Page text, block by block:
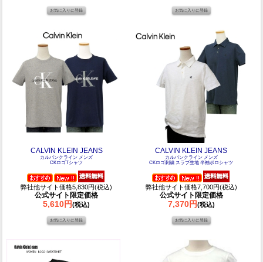
CALVIN KLEIN JEANS
カルバンクライン メンズ
CKロゴTシャツ
弊社他サイト価格5,830円(税込)
公式サイト限定価格
5,610円(税込)
CALVIN KLEIN JEANS
カルバンクライン メンズ
CKロゴ刺繍 スラブ生地 半袖ポロシャツ
弊社他サイト価格7,700円(税込)
公式サイト限定価格
7,370円(税込)